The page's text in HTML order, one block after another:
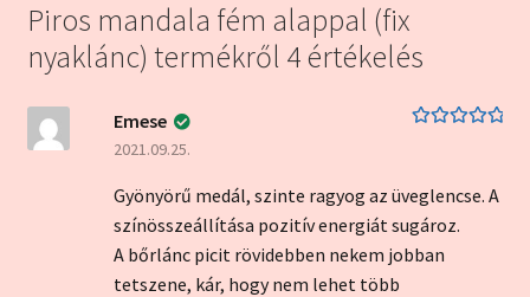
Piros mandala fém alappal (fix
nyaklánc) termékről 4 értékelés
Emese
2021.09.25.
Gyönyörű medál, szinte ragyog az üveglencse. A
színösszeállítása pozitív energiát sugároz.
A bőrlánc picit rövidebben nekem jobban
tetszene, kár, hogy nem lehet több